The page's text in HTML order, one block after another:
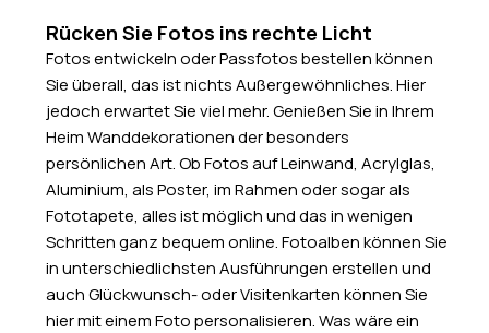
Rücken Sie Fotos ins rechte Licht
Fotos entwickeln oder Passfotos bestellen können
Sie überall, das ist nichts Außergewöhnliches. Hier
jedoch erwartet Sie viel mehr. Genießen Sie in Ihrem
Heim Wanddekorationen der besonders
persönlichen Art. Ob Fotos auf Leinwand, Acrylglas,
Aluminium, als Poster, im Rahmen oder sogar als
Fototapete, alles ist möglich und das in wenigen
Schritten ganz bequem online. Fotoalben können Sie
in unterschiedlichsten Ausführungen erstellen und
auch Glückwunsch- oder Visitenkarten können Sie
hier mit einem Foto personalisieren. Was wäre ein